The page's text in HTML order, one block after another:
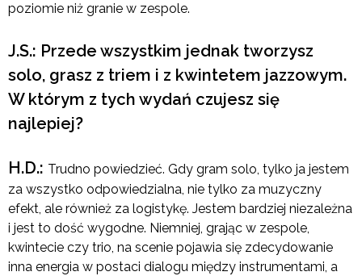
poziomie niż granie w zespole.
J.S.: Przede wszystkim jednak tworzysz
solo, grasz z triem i z kwintetem jazzowym.
W którym z tych wydań czujesz się
najlepiej?
H.D.: Trudno powiedzieć. Gdy gram solo, tylko ja jestem
za wszystko odpowiedzialna, nie tylko za muzyczny
efekt, ale również za logistykę. Jestem bardziej niezależna
i jest to dość wygodne. Niemniej, grając w zespole,
kwintecie czy trio, na scenie pojawia się zdecydowanie
inna energia w postaci dialogu między instrumentami, a